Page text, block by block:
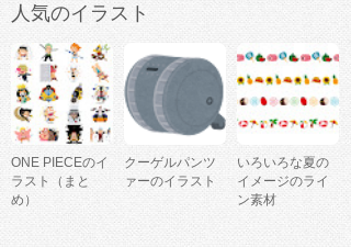
人気のイラスト
ONE PIECEのイ
ラスト（まと
め）
クーゲルパンツ
ァーのイラスト
いろいろな夏の
イメージのライ
ン素材